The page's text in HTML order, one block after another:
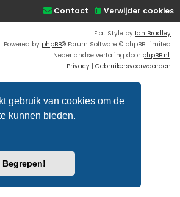
gebruik van cookies om de
kunnen bieden.
Begrepen!
Verwijder cookies
Contact
Flat Style by Ian Bradley
Powered by phpBB® Forum Software © phpBB Limited
Nederlandse vertaling door phpBB.nl.
Privacy | Gebruikersvoorwaarden